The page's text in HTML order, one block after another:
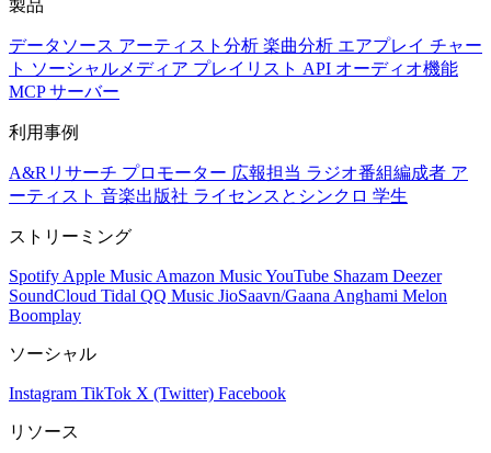
製品
データソース アーティスト分析 楽曲分析 エアプレイ チャー
ト ソーシャルメディア プレイリスト API オーディオ機能
MCP サーバー
利用事例
A&Rリサーチ プロモーター 広報担当 ラジオ番組編成者 ア
ーティスト 音楽出版社 ライセンスとシンクロ 学生
ストリーミング
Spotify Apple Music Amazon MusicYouTube Shazam Deezer
SoundCloud Tidal QQ Music JioSaavn/Gaana Anghami Melon
Boomplay
ソーシャル
Instagram TikTok X (Twitter) Facebook
リソース